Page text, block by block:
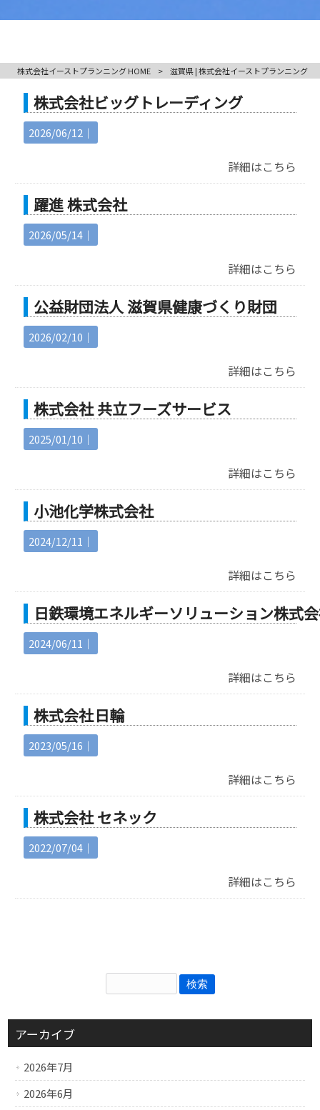
株式会社イーストプランニング HOME > 滋賀県 | 株式会社イーストプランニング
株式会社ビッグトレーディング
2026/06/12｜
詳細はこちら
躍進 株式会社
2026/05/14｜
詳細はこちら
公益財団法人 滋賀県健康づくり財団
2026/02/10｜
詳細はこちら
株式会社 共立フーズサービス
2025/01/10｜
詳細はこちら
小池化学株式会社
2024/12/11｜
詳細はこちら
日鉄環境エネルギーソリューション株式
2024/06/11｜
詳細はこちら
株式会社 日輪
2023/05/16｜
詳細はこちら
株式会社 セネック
2022/07/04｜
詳細はこちら
アーカイブ
2026年7月
2026年6月